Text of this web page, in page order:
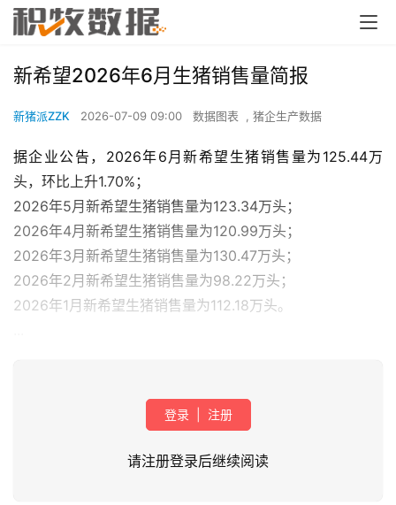
新希望2026年6月生猪销售量简报
新猪派ZZK 2026-07-09 09:00 数据图表 , 猪企生产数据
据企业公告，2026年6月新希望生猪销售量为125.44万
头，环比上升1.70%；
2026年5月新希望生猪销售量为123.34万头；
2026年4月新希望生猪销售量为120.99万头；
2026年3月新希望生猪销售量为130.47万头；
2026年2月新希望生猪销售量为98.22万头；
2026年1月新希望生猪销售量为112.18万头。
登录 注册
请注册登录后继续阅读